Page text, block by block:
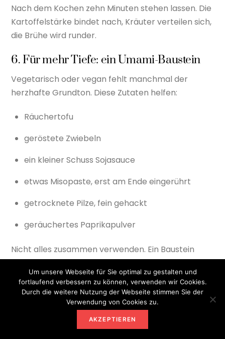
Nach dem Kochen zehn Minuten stehen lassen. Die
Kartoffelstärke bindet nach, Kräuter verteilen sich,
die Brühe wird runder.
6. Für mehr Tiefe: ein Umami-Baustein
Vegetarisch oder vegan fehlt manchmal der
herzhafte Grundton. Diese Zutaten helfen:
Räuchertofu
geröstete Zwiebeln
ein kleiner Schuss Sojasauce
etwas Misopaste, erst am Ende eingerührt
getrocknete Pilze, fein gehackt
geräuchertes Paprikapulver
Nicht alles zusammen verwenden. Ein Baustein
reicht.
Häufige Fehler beim
Bohnen-Möhren-
Um unsere Webseite für Sie optimal zu gestalten und
fortlaufend verbessern zu können, verwenden wir Cookies.
Durch die weitere Nutzung der Webseite stimmen Sie der
Verwendung von Cookies zu.
AKZEPTIEREN